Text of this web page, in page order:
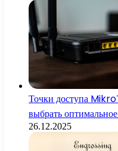
Точки доступа
выбрать
26.12.2025